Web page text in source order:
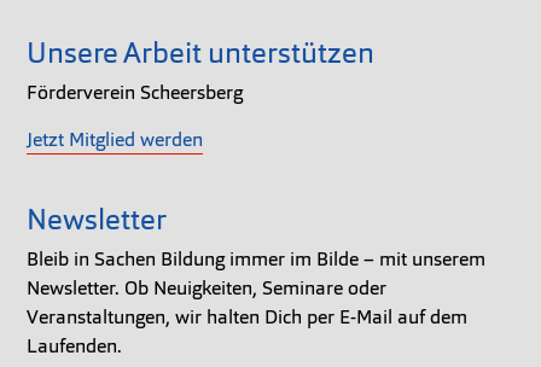
Unsere Arbeit unterstützen
Förderverein Scheersberg
Jetzt Mitglied werden
Newsletter
Bleib in Sachen Bildung immer im Bilde – mit unserem
Newsletter. Ob Neuigkeiten, Seminare oder
Veranstaltungen, wir halten Dich per E-Mail auf dem
Laufenden.